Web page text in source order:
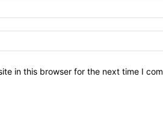
in this browser for the next time I